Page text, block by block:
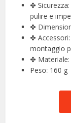
✤
pulire e
✤
✤
montaggio
✤
Peso: 160 g